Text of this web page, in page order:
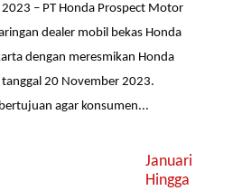
– PT Honda Prospect Motor
dealer mobil bekas Honda
dengan meresmikan Honda
20 November 2023.
agar konsumen...
Januari
Hingga